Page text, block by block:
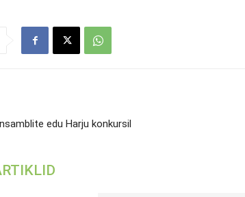
edu Harju konkursil